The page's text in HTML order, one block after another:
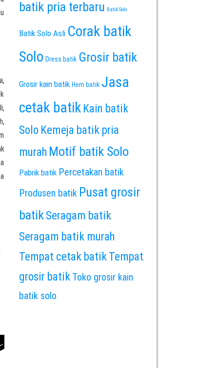
batik pria terbaru Batik Solo
Batik Solo Asli Corak batik
Solo Dress batik Grosir batik
Grosir kain batik Hem batik Jasa
cetak batik Kain batik
Solo Kemeja batik pria
murah Motif batik Solo
Pabrik batik Percetakan batik
Produsen batik Pusat grosir
batik Seragam batik
Seragam batik murah
Tempat cetak batik Tempat
grosir batik Toko grosir kain
batik solo